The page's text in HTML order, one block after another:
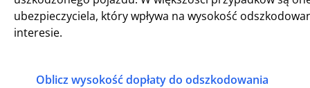
ubezpieczyciela, który wpływa na wysokość
interesie.
Oblicz wysokość dopłaty do odszkodowania